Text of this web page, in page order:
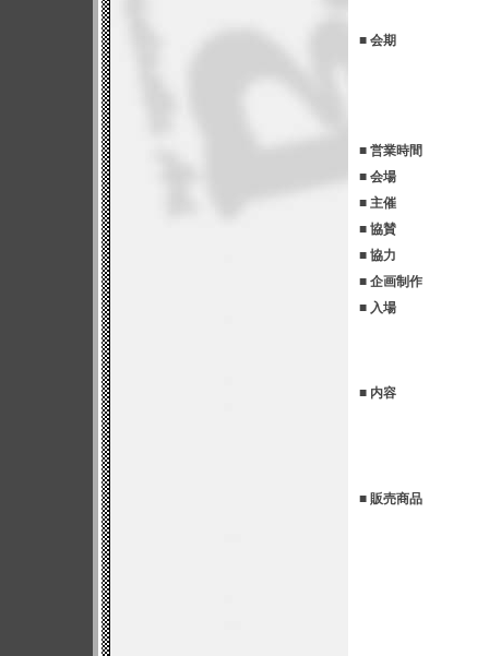
■ 会期
■ 営業時間
■ 会場
■ 主催
■ 協賛
■ 協力
■ 企画制作
■ 入場
■ 内容
■ 販売商品